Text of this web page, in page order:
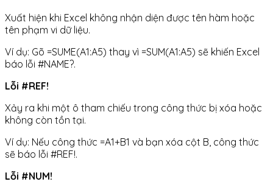
Xuất hiện khi Excel không nhận diện được tên hàm hoặc
tên phạm vi dữ liệu.
Ví dụ: Gõ =SUME(A1:A5) thay vì =SUM(A1:A5) sẽ khiến Excel
báo lỗi #NAME?.
Lỗi #REF!
Xảy ra khi một ô tham chiếu trong công thức bị xóa hoặc
không còn tồn tại.
Ví dụ: Nếu công thức =A1+B1 và bạn xóa cột B, công thức
sẽ báo lỗi #REF!.
Lỗi #NUM!